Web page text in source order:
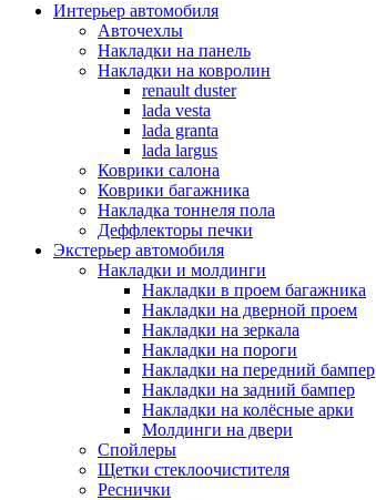
Интерьер автомобиля
Авточехлы
Накладки на панель
Накладки на ковролин
renault duster
lada vesta
lada granta
lada largus
Коврики салона
Коврики багажника
Накладка тоннеля пола
Деффлекторы печки
Экстерьер автомобиля
Накладки и молдинги
Накладки в проем багажника
Накладки на дверной проем
Накладки на зеркала
Накладки на пороги
Накладки на передний бампер
Накладки на задний бампер
Накладки на колёсные арки
Молдинги на двери
Спойлеры
Щетки стеклоочистителя
Реснички